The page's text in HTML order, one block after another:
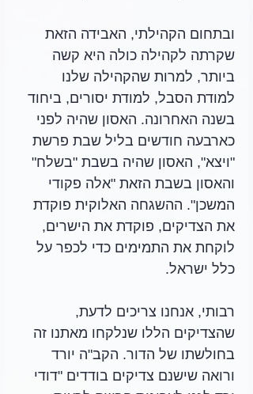
ובתחום הקהילתי, האבידה הזאת
שקרתה לקהילה כולה היא קשה
ביותר, למרות שהקהילה שלנו
למודת הסבל, למודת יסורים, ביחוד
בשנה האחרונה. האסון שהיה לפני
כארבעה חודשים בליל שבת פרשת
"ויצא", האסון שהיה בשבת "בשלח"
והאסון בשבת הזאת "אלה פקודי
המשכן". ההשגחה האלוקית פוקדת
את הצדיקים, פוקדת את הישרים,
לוקחת את התמימים כדי לכפר על
כלל ישראל.
רבותי, אנחנו צריכים לדעת,
שהצדיקים הללו שנלקחו מאתנו זה
בחולשתו של הדור. הקב"ה יורד
ורואה שישנם צדיקים בודדים "דודי